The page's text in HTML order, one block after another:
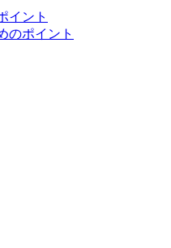
イント
のポイント